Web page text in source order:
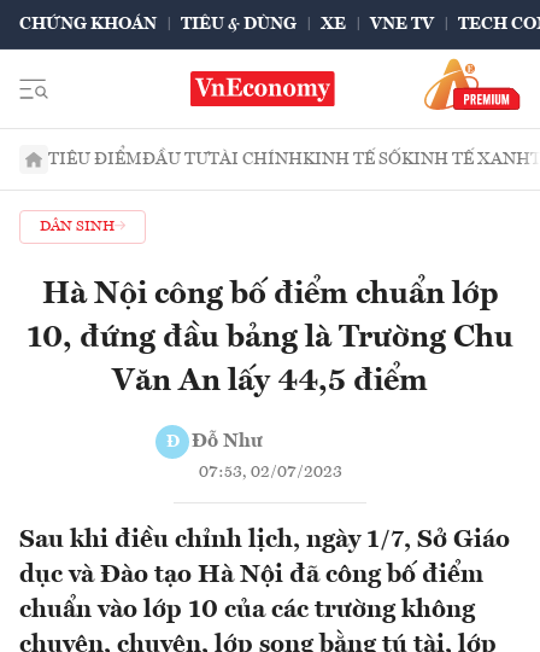
CHỨNG KHOÁN TIÊU & DÙNG XE VNE TV TECH
TIÊU ĐIỂMĐẦU TƯTÀI CHÍNHKINH TẾ SỐKINH TẾ XANH
DÂN SINH
Hà Nội công bố điểm chuẩn lớp
10, đứng đầu bảng là Trường Chu
Văn An lấy 44,5 điểm
Đ Đỗ Như
07:53, 02/07/2023
Sau khi điều chỉnh lịch, ngày 1/7, Sở Giáo
dục và Đào tạo Hà Nội đã công bố điểm
chuẩn vào lớp 10 của các trường không
chuyên, chuyên, lớp song bằng tú tài, lớp